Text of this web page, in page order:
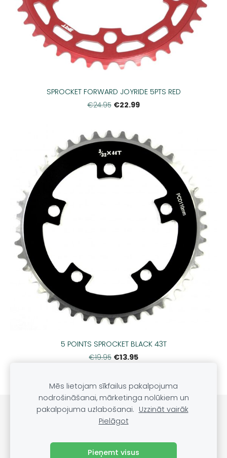
SPROCKET FORWARD JOYRIDE 5PTS RED
€24.95 €22.99
5 POINTS SPROCKET BLACK 43T
€19.95 €13.95
Sīkdatnes
©VRS Grupa, SIA, 2022
Mēs lietojam sīkfailus pakalpojuma
nodrošināšanai, mārketinga nolūkiem un
pakalpojuma uzlabošanai. Uzzināt vairāk
Pielāgot
Pieņemt visus